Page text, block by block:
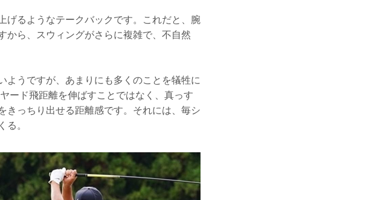
げるようなテークバックです。これだと、腕
から、スウィングがさらに複雑で、不自然
ようですが、あまりにも多くのことを犠牲に
ード飛距離を伸ばすことではなく、真っす
きっちり出せる距離感です。それには、毎シ
る。